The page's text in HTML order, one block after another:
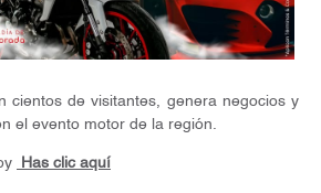
cientos de visitantes, genera negocios y
el evento motor de la región.
Has clic aquí